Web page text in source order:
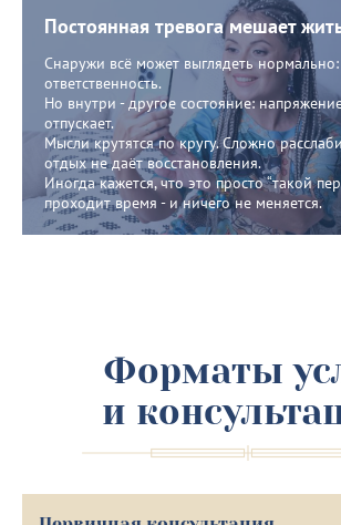
Постоянная тревога мешает
Снаружи всё может выглядеть нормально:
ответственность.
Но внутри - другое состояние:
отпускает.
Мысли крутятся по кругу. Сложно
отдых не даёт восстановления.
Иногда кажется, что это просто “такой
проходит время - и ничего не меняется.
Форматы
и